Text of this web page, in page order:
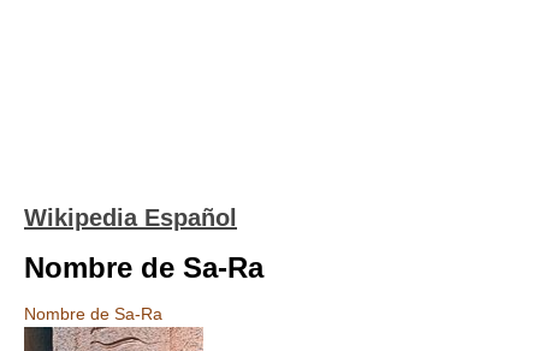
Wikipedia Español
Nombre de Sa-Ra
Nombre de Sa-Ra